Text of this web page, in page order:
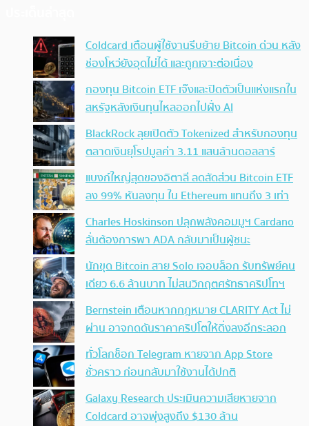
Coldcard เตือนผู้ใช้งานรีบย้าย Bitcoin ด่วน หลัง
ช่องโหว่ยังอุดไม่ได้ และถูกเจาะต่อเนื่อง
กองทุน Bitcoin ETF เจ๊งและปิดตัวเป็นแห่งแรกใน
สหรัฐหลังเงินทุนไหลออกไปฝั่ง AI
BlackRock ลุยเปิดตัว Tokenized สำหรับกองทุน
ตลาดเงินยุโรปมูลค่า 3.11 แสนล้านดอลลาร์
แบงก์ใหญ่สุดของอิตาลี ลดสัดส่วน Bitcoin ETF
ลง 99% หันลงทุน ใน Ethereum แทนถึง 3 เท่า
Charles Hoskinson ปลุกพลังคอมมูฯ Cardano
ลั่นต้องการพา ADA กลับมาเป็นผู้ชนะ
นักขุด Bitcoin สาย Solo เจอบล็อก รับทรัพย์คน
เดียว 6.6 ล้านบาท ไม่สนวิกฤตศรัทธาคริปโทฯ
Bernstein เตือนหากกฎหมาย CLARITY Act ไม่
ผ่าน อาจกดดันราคาคริปโตให้ดิ่งลงอีกระลอก
ทั่วโลกช็อก Telegram หายจาก App Store
ชั่วคราว ก่อนกลับมาใช้งานได้ปกติ
Galaxy Research ประเมินความเสียหายจาก
Coldcard อาจพุ่งสูงถึง $130 ล้าน